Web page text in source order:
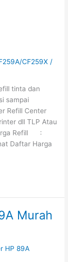
CF259X /
tinta dan
sampai
Refill Center
dll TLP Atau
Refill :
Daftar Harga
Murah
HP 89A